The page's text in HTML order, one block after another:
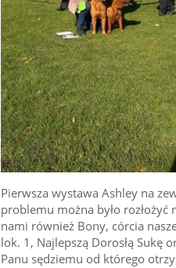
Pierwsza wystawa Ashley na
problemu można było
nami również Bony, córcia
lok. 1, Najlepszą Dorosłą Sukę
Panu sędziemu od którego